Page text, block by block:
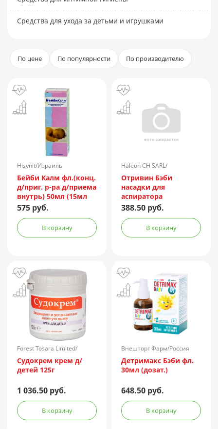
Средства для ухода за детьми и игрушками
По цене По популярности По производителю
Hisynit/Израиль
Бейби Калм фл.(конц.
д/приг. р-ра д/приема
внутрь) 50мл (15мл
концентрата)
575 руб.
В корзину
Haleon CH SARL/
Швейцария
Отривин Бэби
насадки для
аспиратора
назального №10
388.50 руб.
В корзину
Forest Tosara Limited/
Ирландия
Судокрем крем д/
детей 125г
1 036.50 руб.
В корзину
Внешторг Фарм/Россия
Детримакс Бэби фл.
30мл (дозат.)
648.50 руб.
В корзину